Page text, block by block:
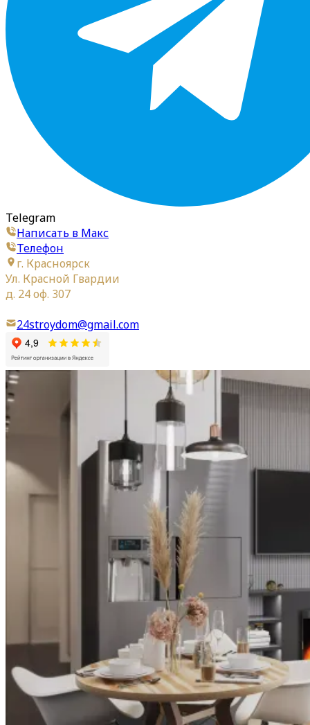
Telegram
Написать в Макс
Телефон
г. Красноярск
Ул. Красной Гвардии
д. 24 оф. 307
24stroydom@gmail.com